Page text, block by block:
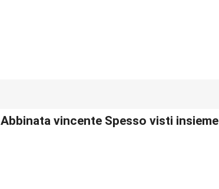
Abbinata vincente Spesso visti insieme